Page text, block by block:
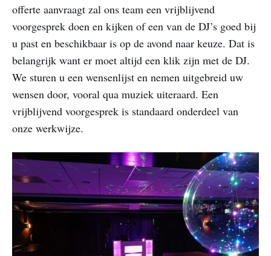
offerte aanvraagt zal ons team een vrijblijvend
voorgesprek doen en kijken of een van de DJ’s goed bij
u past en beschikbaar is op de avond naar keuze. Dat is
belangrijk want er moet altijd een klik zijn met de DJ.
We sturen u een wensenlijst en nemen uitgebreid uw
wensen door, vooral qua muziek uiteraard. Een
vrijblijvend voorgesprek is standaard onderdeel van
onze werkwijze.